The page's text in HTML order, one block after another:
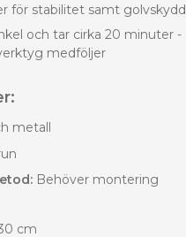
för stabilitet samt golvskydd
och tar cirka 20 minuter -
medföljer
metall
Behöver montering
cm